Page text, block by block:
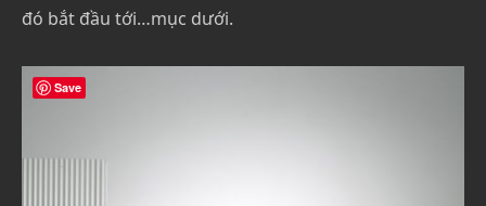
đó bắt đầu tới…mục dưới.
Save